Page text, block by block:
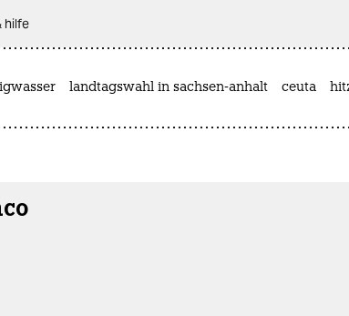
hilfe
landtagswahl in sachsen-anhalt ceuta